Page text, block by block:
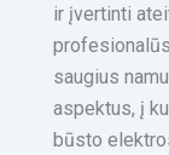
ir įvertinti
saugius
aspektus, į
būsto